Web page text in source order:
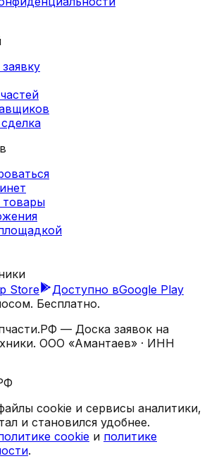
товары
Store Доступно вGoogle Play
Бесплатно.
— Доска заявок на
ООО «Амантаев» · ИНН
cookie и сервисы аналитики,
и становился удобнее.
cookie и политике
.